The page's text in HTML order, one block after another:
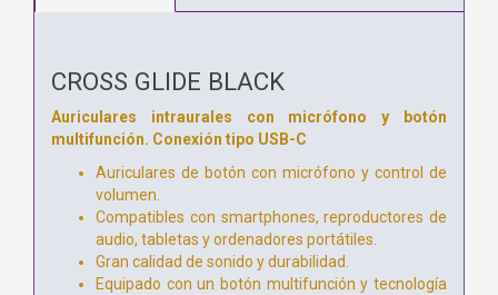
CROSS GLIDE BLACK
Auriculares intraurales con micrófono y botón
multifunción. Conexión tipo USB-C
Auriculares de botón con micrófono y control de
volumen.
Compatibles con smartphones, reproductores de
audio, tabletas y ordenadores portátiles.
Gran calidad de sonido y durabilidad.
Equipado con un botón multifunción y tecnología